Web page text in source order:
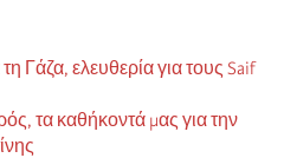
Γάζα, ελευθερία για τους Saif
τα καθήκοντά μας για την